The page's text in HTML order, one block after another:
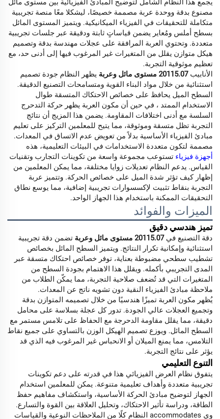
يجمع هذا النظام الشامل لتوضيح المبادئ الفيزيائية بين مستوى مائل
مصنوع بدقة ووحدة عربة مصممة خصيصًا، ليشكلا معًا منصة تجريبية
متكاملة للتحقيقات في الفيزياء الميكانيكية. ويتميز المستوى المائل
بسطح أملس ومُعاير يضمن قياساتٍ ثابتة ودقيقة عبر جلسات تجريبية
متعددة. وتحتوي العربة المرافقة على عجلات مهندسة بدقة وتصميم
هيكل متوازن يقلل من المتغيرات غير المرغوب فيها إلى أدنى حد، مع
تعظيم موثوقية التجربة.
الأنابيب20115.07 مستوى مائل وعربة
يظهر النظام جودة تصميم
استثنائية من خلال مواد البناء القوية ومتسامحات التصنيع الدقيقة.
السطح الميل يحافظ على خصائص الاحتكاك المتسقة طوال
الاستخدام الممتد ، في حين أن مكون العربة يظهر حركة التدحرج
السلسة مع أدنى اختلافات المقاومة. يضمن هذا المزيج أن نتائج
التجربة تظل متسقة وموثوقة، مما يتيح للمعلمين التركيز على تعليم
مبادئ الفيزياء الأساسية بدلاً من تعويض عدم الاتساق في المعدات.
مصممة لتكون متعددة الاستخدامات في البيئات التعليمية، هذه
أجهزة فيزياء تستوعب مجموعة واسعة من تكوينات التجارب وتقنيات
القياس. يدعم النظام تعديلات زوايا مختلفة، مما يمكن المعلمين من
إظهار كيف تؤثر شدة الميل على خصائص الحركة. وتتميز عربة
التجربة بنقاط تثبيت لإكسسوارات تجريبية إضافية، مما يوسع نطاق
التحقيقات الممكنة باستخدام هذا الجهاز الواحد.
الميزات والفوائد
تميز هندسي دقيق
دقة التصنيع في20115.07 مستوى مائل وعربة
تضمن دقة تجريبية
استثنائية وإمكانية تكرار النتائج. ويتميز السطح المائل بخصائص
تشطيب سطحي مضبوطة بعناية، توفر خصائص احتكاك متسقة عبر
المدى التجريبي بأكمله. ويقلل هذا الاهتمام بجودة السطح من
المتغيرات التي قد تُضعف صلاحية التجربة، مما يمكّن الطلاب من
ملاحظة مبادئ الفيزياء النقية دون تشويه ناتج عن المعدات.
يُظهر مكون العربة تميزًا هندسيًا من خلال تصميمه المتوازن بدقة
وتجميع العجلات عالي الجودة. تدور كل عجلة بسلاسة على محامل
دقيقة، مما يقلل مقاومة الدحرجة مع الحفاظ على تلامس مستمر مع
السطح المائل. ويوزع تصميم الهيكل الوزن بالتساوي على جميع نقاط
التلامس، مما يمنع الميلان أو الانحباس غير المرغوب فيه الذي قد
يؤثر على نتائج التجربة.
التنوع التعليمي
يتفوق نظام العرض الفيزيائي هذا في قدرته على دعم تكوينات
تجريبية متعددة وأهداف تعليمية متنوعة. يمكن للمعلمين استخدام
الجهاز لتوضيح مبادئ الحركة الأساسية، واستكشاف مفاهيم حفظ
الطاقة، ودراسة تأثير الاحتكاك، وتحليل العلاقة بين القوة والتسارع.
وي accommodates النظام كلًا من الملاحظات النوعية والقياسات